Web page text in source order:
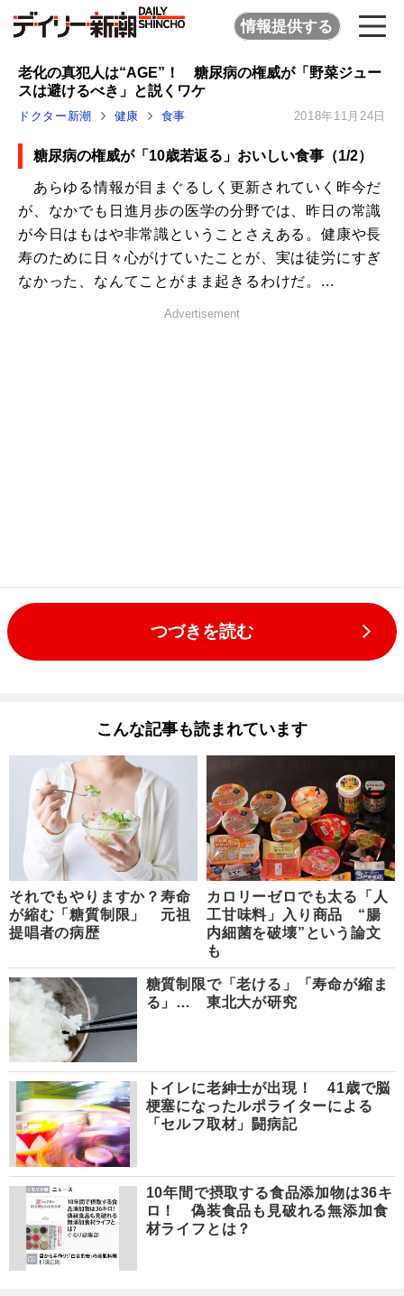
情報提供する
老化の真犯人は“AGE”！ 糖尿病の権威が「野菜ジュー
スは避けるべき」と説くワケ
ドクター新潮 健康 食事 2018年11月24日
糖尿病の権威が「10歳若返る」おいしい食事（1/2）
あらゆる情報が目まぐるしく更新されていく昨今だ
が、なかでも日進月歩の医学の分野では、昨日の常識
が今日はもはや非常識ということさえある。健康や長
寿のために日々心がけていたことが、実は徒労にすぎ
なかった、なんてことがまま起きるわけだ。...
Advertisement
つづきを読む
こんな記事も読まれています
それでもやりますか？寿命
が縮む「糖質制限」 元祖
提唱者の病歴
カロリーゼロでも太る「人
工甘味料」入り商品 “腸
内細菌を破壊”という論文
も
糖質制限で「老ける」「寿命が縮ま
る」… 東北大が研究
トイレに老紳士が出現！ 41歳で脳
梗塞になったルポライターによる
「セルフ取材」闘病記
10年間で摂取する食品添加物は36キ
ロ！ 偽装食品も見破れる無添加食
材ライフとは？